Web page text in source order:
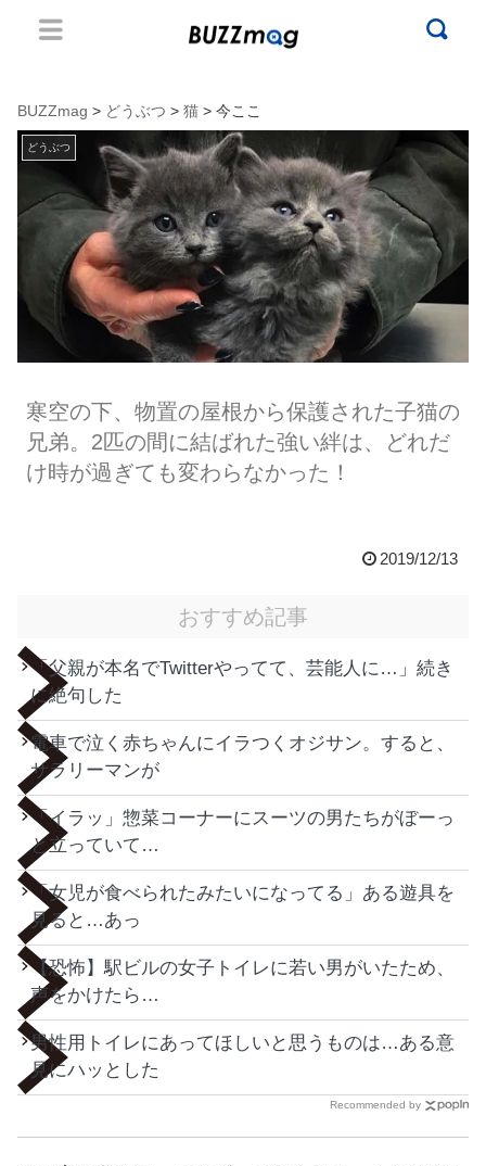
BUZZmag > どうぶつ > 猫 > 今ここ
どうぶつ
寒空の下、物置の屋根から保護された子猫の
兄弟。2匹の間に結ばれた強い絆は、どれだ
け時が過ぎても変わらなかった！
2019/12/13
おすすめ記事
「父親が本名でTwitterやってて、芸能人に…」続き
に絶句した
電車で泣く赤ちゃんにイラつくオジサン。すると、
サラリーマンが
「イラッ」惣菜コーナーにスーツの男たちがぼーっ
と立っていて…
「女児が食べられたみたいになってる」ある遊具を
見ると…あっ
【恐怖】駅ビルの女子トイレに若い男がいたため、
声をかけたら…
男性用トイレにあってほしいと思うものは…ある意
見にハッとした
Recommended by